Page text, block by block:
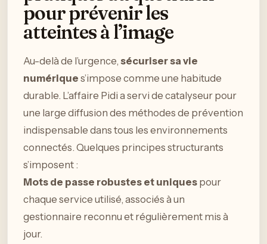
pour prévenir les
atteintes à l’image
Au-delà de l’urgence, sécuriser sa vie
numérique s’impose comme une habitude
durable. L’affaire Pidi a servi de catalyseur pour
une large diffusion des méthodes de prévention
indispensable dans tous les environnements
connectés. Quelques principes structurants
s’imposent :
Mots de passe robustes et uniques pour
chaque service utilisé, associés à un
gestionnaire reconnu et régulièrement mis à
jour.